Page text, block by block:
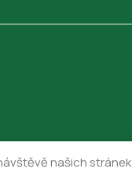
našich stránek